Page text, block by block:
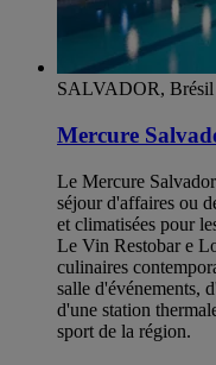
SALVADOR, Brésil
Mercure
Le Mercure
séjour d'affaires ou
et climatisées pour
Le Vin Restobar e
culinaires
salle d'événements,
d'une station
sport de la région.